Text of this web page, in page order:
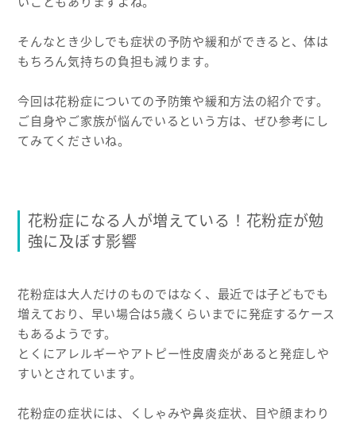
そんなとき少しでも症状の予防や緩和ができると、体は
もちろん気持ちの負担も減ります。
今回は花粉症についての予防策や緩和方法の紹介です。
ご自身やご家族が悩んでいるという方は、ぜひ参考にし
てみてくださいね。
花粉症になる人が増えている！花粉症が勉
強に及ぼす影響
花粉症は大人だけのものではなく、最近では子どもでも
増えており、早い場合は5歳くらいまでに発症するケース
もあるようです。
とくにアレルギーやアトピー性皮膚炎があると発症しや
すいとされています。
花粉症の症状には、くしゃみや鼻炎症状、目や顔まわり